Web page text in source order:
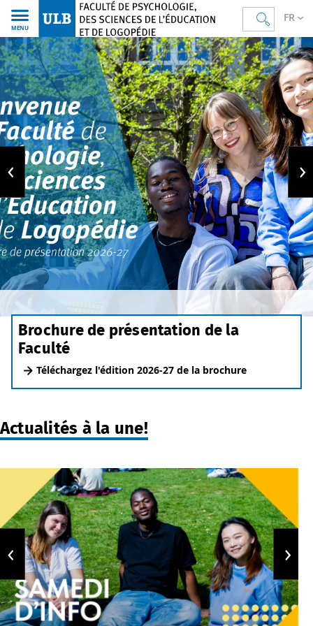
FR
MENU
Brochure de présentation de la
Faculté
Téléchargez l'édition 2026-27 de la brochure
Actualités à la une!